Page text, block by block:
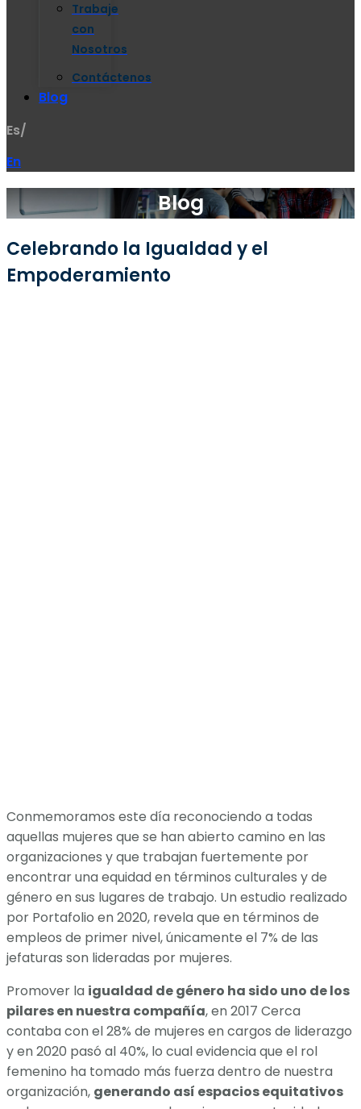
Trabaje
con
Nosotros
Contáctenos
Blog
Es/
En
Blog
Celebrando la Igualdad y el
Empoderamiento
Conmemoramos este día reconociendo a todas
aquellas mujeres que se han abierto camino en las
organizaciones y que trabajan fuertemente por
encontrar una equidad en términos culturales y de
género en sus lugares de trabajo. Un estudio realizado
por Portafolio en 2020, revela que en términos de
empleos de primer nivel, únicamente el 7% de las
jefaturas son lideradas por mujeres.
Promover la igualdad de género ha sido uno de los
pilares en nuestra compañía, en 2017 Cerca
contaba con el 28% de mujeres en cargos de liderazgo
y en 2020 pasó al 40%, lo cual evidencia que el rol
femenino ha tomado más fuerza dentro de nuestra
organización, generando así espacios equitativos